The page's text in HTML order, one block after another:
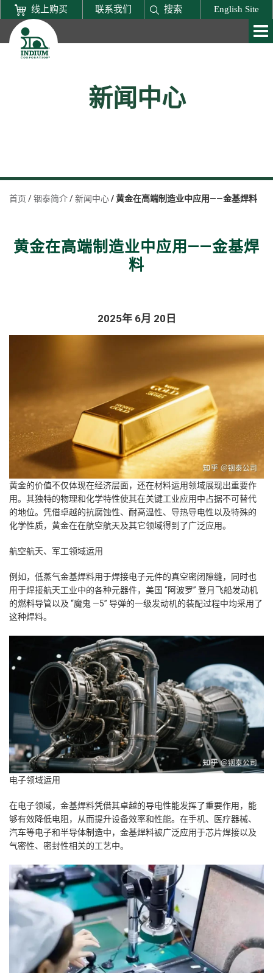
线上购买 联系我们 搜索 English Site
新闻中心
首页 铟泰简介 新闻中心 黄金在高端制造业中应用——金基焊料
黄金在高端制造业中应用——金基焊
料
2025年 6月 20日
黄金的价值不仅体现在经济层面，还在材料运用领域展现出重要作
用。其独特的物理和化学特性使其在关键工业应用中占据不可替代
的地位。凭借卓越的抗腐蚀性、耐高温性、导热导电性以及特殊的
化学性质，黄金在在航空航天及其它领域得到了广泛应用。
航空航天、军工领域运用
例如，低蒸气金基焊料用于焊接电子元件的真空密闭隙缝，同时也
用于焊接航天工业中的各种元器件，美国 “阿波罗” 登月飞船发动机
的燃料导管以及 “魔鬼 —5” 导弹的一级发动机的装配过程中均采用了
这种焊料。
电子领域运用
在电子领域，金基焊料凭借其卓越的导电性能发挥了重要作用，能
够有效降低电阻，从而提升设备效率和性能。在手机、医疗器械、
汽车等电子和半导体制造中，金基焊料被广泛应用于芯片焊接以及
气密性、密封性相关的工艺中。